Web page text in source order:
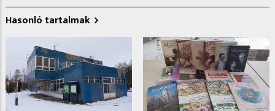
Hasonló tartalmak